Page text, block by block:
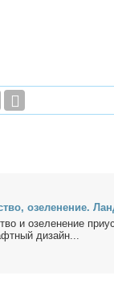
озе­ле­не­ние.
и озе­ле­не­ние
ди­зайн...